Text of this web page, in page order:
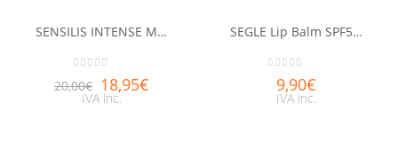
SENSILIS INTENSE MATTE LIP TINT 09 DRAMA
20,00€ 18,95€
IVA inc.
SEGLE Lip Balm SPF50+ Berry Sorbet
9,90€
IVA inc.